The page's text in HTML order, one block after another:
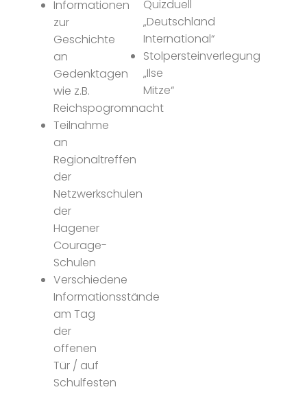
Informationen
zur
Geschichte
an
Gedenktagen
wie z.B.
Reichspogromnacht
Teilnahme
an
Regionaltreffen
der
Netzwerkschulen
der
Hagener
Courage-
Schulen
Verschiedene
Informationsstände
am Tag
der
offenen
Tür / auf
Schulfesten
Quizduell
„Deutschland
International“
Stolpersteinverlegung
„Ilse
Mitze“